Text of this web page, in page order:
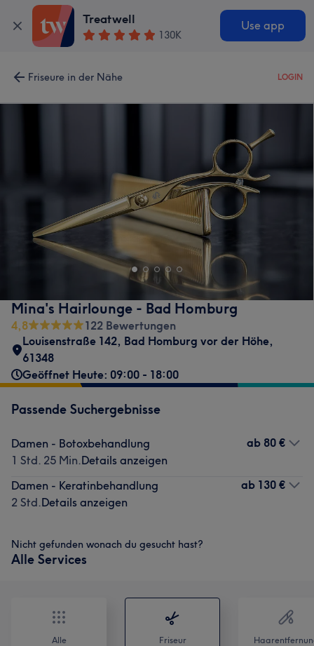
Treatwell
130K
Use app
Friseure in der Nähe LOGIN
Mina's Hairlounge - Bad Homburg
4,8
122 Bewertungen
Louisenstraße 142, Bad Homburg vor der Höhe,
61348
Geöffnet Heute: 09:00 - 18:00
Passende Suchergebnisse
Damen - Botoxbehandlung
1 Std. 25 Min.Details anzeigen
ab 80 €
Damen - Keratinbehandlung
2 Std.Details anzeigen
ab 130 €
Nicht gefunden wonach du gesucht hast?
Alle Services
Alle Friseur